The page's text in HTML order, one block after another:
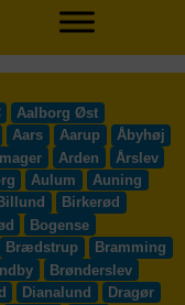
Aalborg Øst
Aars Aarup
Åbyhøj
Arden
Årslev
Aulum
Auning
Billund
Birkerød
Bogense
Brædstrup
Bramming
Brønderslev
Dianalund
Dragør